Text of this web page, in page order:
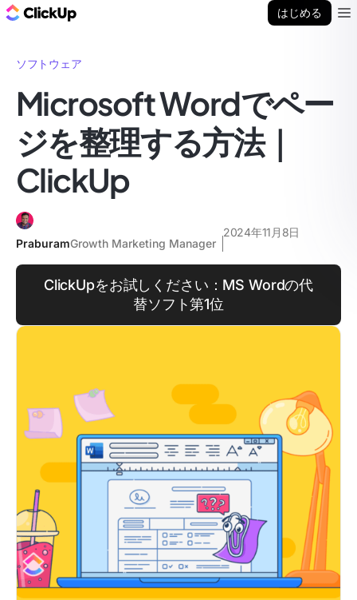
はじめる
ソフトウェア
Microsoft Wordでペー
ジを整理する方法｜
ClickUp
PraburamGrowth Marketing Manager
2024年11月8日
ClickUpをお試しください：MS Wordの代
替ソフト第1位